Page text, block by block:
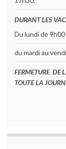
DURANT LES
Du lundi de
du mardi au
FERMETURE DE
TOUTE LA